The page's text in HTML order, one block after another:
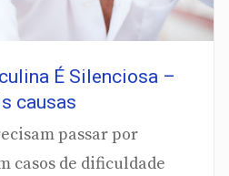
É Silenciosa –
causas
passar por
casos de dificuldade